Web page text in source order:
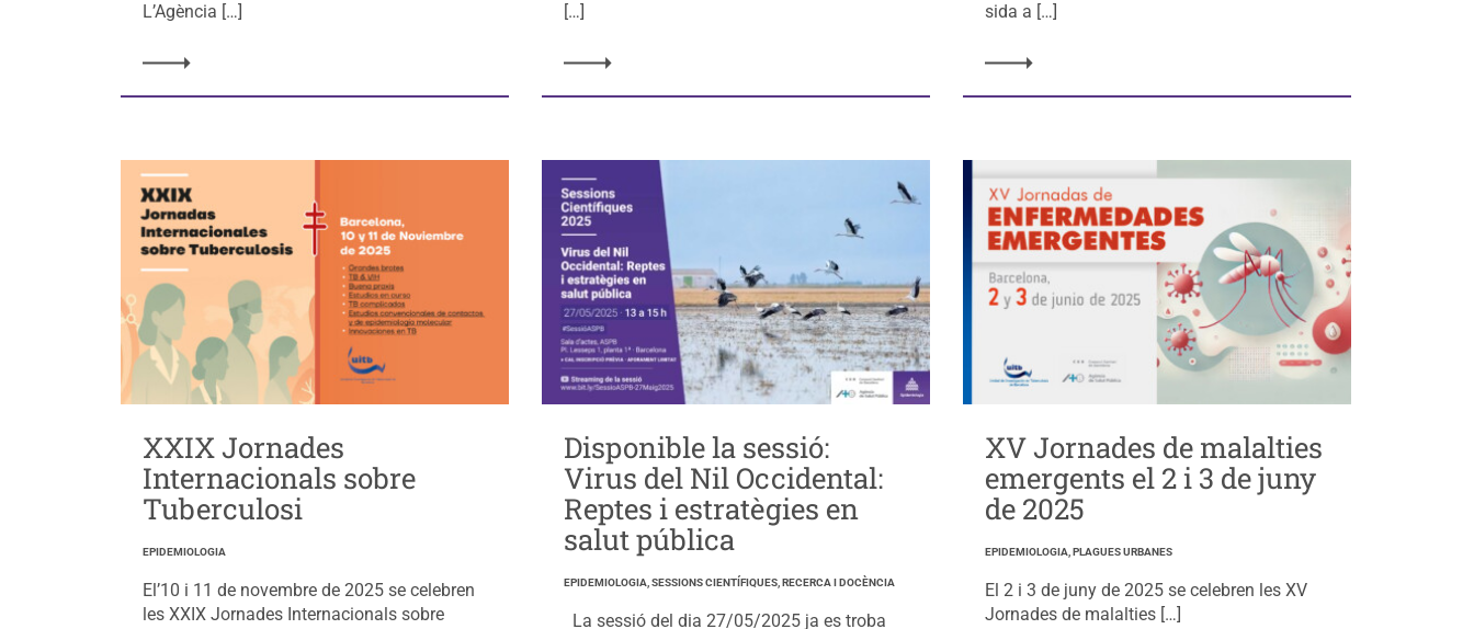
L’Agència […]
[…]
sida a […]
XXIX Jornades
Internacionals sobre
Tuberculosi
EPIDEMIOLOGIA
El’10 i 11 de novembre de 2025 se celebren
les XXIX Jornades Internacionals sobre
Disponible la sessió:
Virus del Nil Occidental:
Reptes i estratègies en
salut pública
EPIDEMIOLOGIA, SESSIONS CIENTÍFIQUES, RECERCA I DOCÈNCIA
La sessió del dia 27/05/2025 ja es troba
XV Jornades de malalties
emergents el 2 i 3 de juny
de 2025
EPIDEMIOLOGIA, PLAGUES URBANES
El 2 i 3 de juny de 2025 se celebren les XV
Jornades de malalties […]